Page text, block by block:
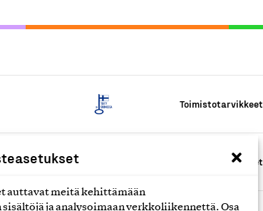
auttavat meitä kehittämään
ja analysoimaan verkkoliikennettä. Osa
Toimistotarvikkeet
Toimistotarvikkeet